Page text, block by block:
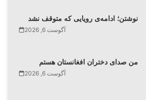
نوشتن؛ ادامه‌ی رویایی که متوقف نشد
آگوست 6, 2026
من صدای دختران افغانستان هستم
آگوست 6, 2026